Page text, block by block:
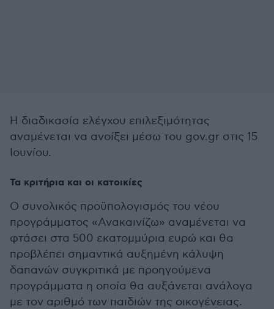
Η διαδικασία ελέγχου επιλεξιμότητας
αναμένεται να ανοίξει μέσω του gov.gr στις 15
Ιουνίου.
Τα κριτήρια και οι κατοικίες
Ο συνολικός προϋπολογισμός του νέου
προγράμματος «Ανακαινίζω» αναμένεται να
φτάσει στα 500 εκατομμύρια ευρώ και θα
προβλέπει σημαντικά αυξημένη κάλυψη
δαπανών συγκριτικά με προηγούμενα
προγράμματα η οποία θα αυξάνεται ανάλογα
με τον αριθμό των παιδιών της οικογένειας.